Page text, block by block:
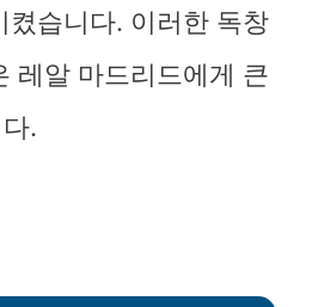
켰습니다. 이러한 독창
레알 마드리드에게 큰
.